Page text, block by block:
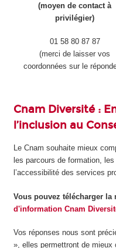
(moyen de contact à
privilégier)
01 58 80 87 87
(merci de laisser vos
coordonnées sur le
Cnam Diversité :
l’inclusion au
Le Cnam souhaite mieux
les parcours de formation,
l’accessibilité des services
Vous pouvez télécharger
d'information Cnam
Vos réponses nous sont
», elles permettront de mieux